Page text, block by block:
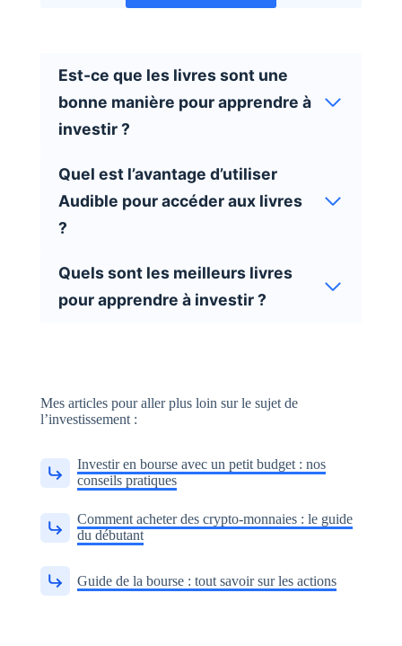
Est-ce que les livres sont une
bonne manière pour apprendre à
investir ?
Quel est l’avantage d’utiliser
Audible pour accéder aux livres
?
Quels sont les meilleurs livres
pour apprendre à investir ?
Mes articles pour aller plus loin sur le sujet de
l’investissement :
Investir en bourse avec un petit budget : nos
conseils pratiques
Comment acheter des crypto-monnaies : le guide
du débutant
Guide de la bourse : tout savoir sur les actions